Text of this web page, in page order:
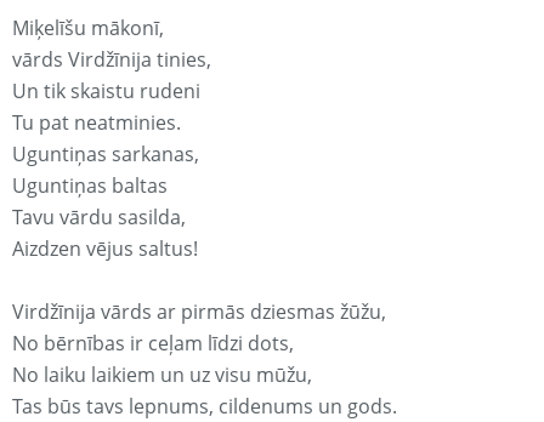
Miķelīšu mākonī,
vārds Virdžīnija tinies,
Un tik skaistu rudeni
Tu pat neatminies.
Uguntiņas sarkanas,
Uguntiņas baltas
Tavu vārdu sasilda,
Aizdzen vējus saltus!
Virdžīnija vārds ar pirmās dziesmas žūžu,
No bērnības ir ceļam līdzi dots,
No laiku laikiem un uz visu mūžu,
Tas būs tavs lepnums, cildenums un gods.